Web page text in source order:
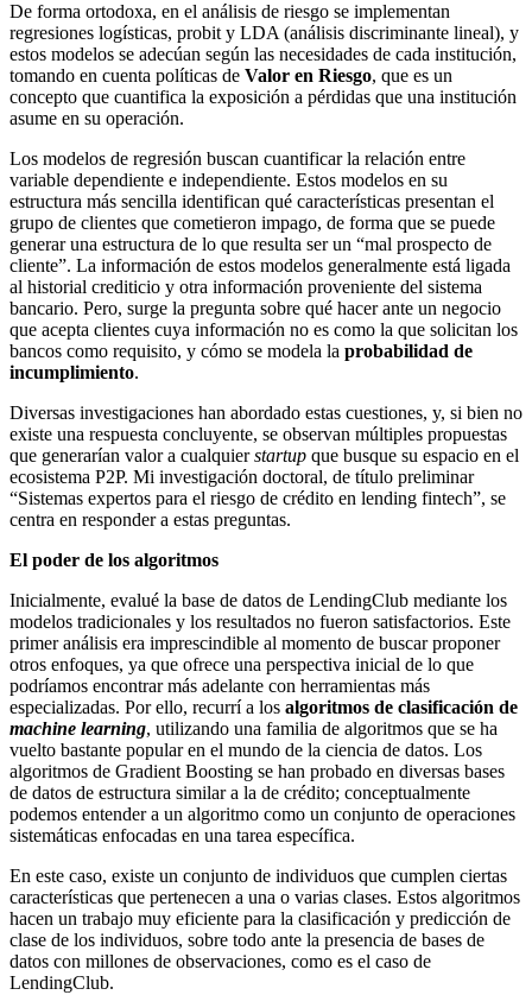
De forma ortodoxa, en el análisis de riesgo se implementan
regresiones logísticas, probit y LDA (análisis discriminante lineal), y
estos modelos se adecúan según las necesidades de cada institución,
tomando en cuenta políticas de Valor en Riesgo, que es un
concepto que cuantifica la exposición a pérdidas que una institución
asume en su operación.
Los modelos de regresión buscan cuantificar la relación entre
variable dependiente e independiente. Estos modelos en su
estructura más sencilla identifican qué características presentan el
grupo de clientes que cometieron impago, de forma que se puede
generar una estructura de lo que resulta ser un “mal prospecto de
cliente”. La información de estos modelos generalmente está ligada
al historial crediticio y otra información proveniente del sistema
bancario. Pero, surge la pregunta sobre qué hacer ante un negocio
que acepta clientes cuya información no es como la que solicitan los
bancos como requisito, y cómo se modela la probabilidad de
incumplimiento.
Diversas investigaciones han abordado estas cuestiones, y, si bien no
existe una respuesta concluyente, se observan múltiples propuestas
que generarían valor a cualquierstartup que busque su espacio en el
ecosistema P2P. Mi investigación doctoral, de título preliminar
“Sistemas expertos para el riesgo de crédito en lending fintech”, se
centra en responder a estas preguntas.
El poder de los algoritmos
Inicialmente, evalué la base de datos de LendingClub mediante los
modelos tradicionales y los resultados no fueron satisfactorios. Este
primer análisis era imprescindible al momento de buscar proponer
otros enfoques, ya que ofrece una perspectiva inicial de lo que
podríamos encontrar más adelante con herramientas más
especializadas. Por ello, recurrí a los algoritmos de clasificación de
machine learning, utilizando una familia de algoritmos que se ha
vuelto bastante popular en el mundo de la ciencia de datos. Los
algoritmos de Gradient Boosting se han probado en diversas bases
de datos de estructura similar a la de crédito; conceptualmente
podemos entender a un algoritmo como un conjunto de operaciones
sistemáticas enfocadas en una tarea específica.
En este caso, existe un conjunto de individuos que cumplen ciertas
características que pertenecen a una o varias clases. Estos algoritmos
hacen un trabajo muy eficiente para la clasificación y predicción de
clase de los individuos, sobre todo ante la presencia de bases de
datos con millones de observaciones, como es el caso de
LendingClub.